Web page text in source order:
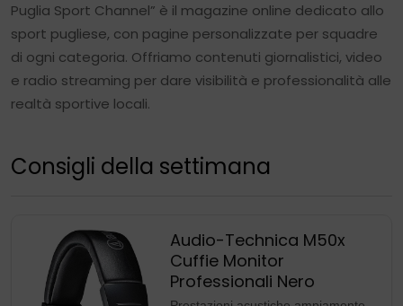
Puglia Sport Channel” è il magazine online dedicato allo
sport pugliese, con pagine personalizzate per squadre
di ogni categoria. Offriamo contenuti giornalistici, video
e radio streaming per dare visibilità e professionalità alle
realtà sportive locali.
Consigli della settimana
Audio-Technica M50x
Cuffie Monitor
Professionali Nero